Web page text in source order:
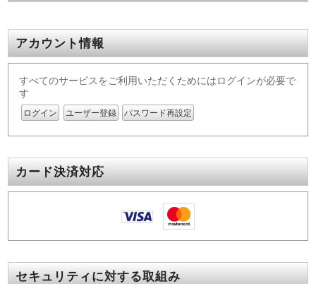
アカウント情報
すべてのサービスをご利用いただくためにはログインが必要で
す
ログイン ユーザー登録 パスワード再設定
カード決済対応
セキュリティに対する取組み